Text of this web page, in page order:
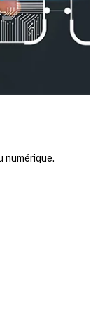
numérique.